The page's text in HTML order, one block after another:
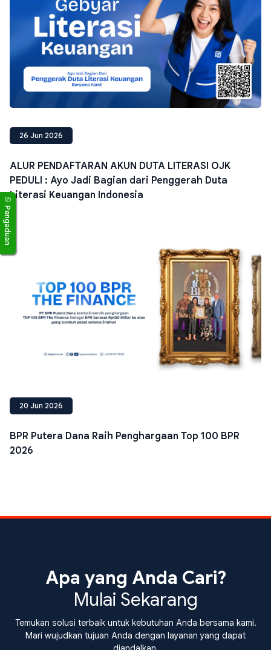
26 Jun 2026
ALUR PENDAFTARAN AKUN DUTA LITERASI OJK
PEDULI : Ayo Jadi Bagian dari Penggerah Duta
Literasi Keuangan Indonesia
20 Jun 2026
BPR Putera Dana Raih Penghargaan Top 100 BPR
2026
Pengaduan
Apa yang Anda Cari?
Mulai Sekarang
Temukan solusi terbaik untuk kebutuhan Anda bersama kami.
Mari wujudkan tujuan Anda dengan layanan yang dapat